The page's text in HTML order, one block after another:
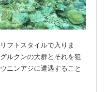
フトスタイルで入りま
ルクンの大群とそれを狙
ニンアジに遭遇すること